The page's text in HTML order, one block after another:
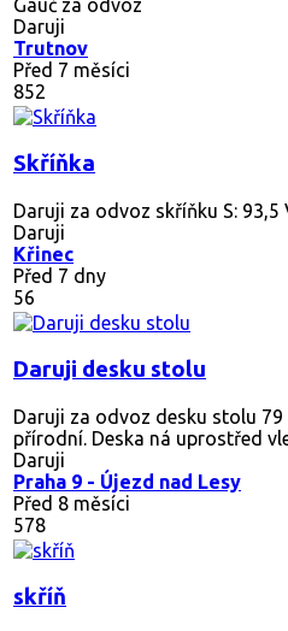
Gauč za odvoz
Daruji
Trutnov
Před 7 měsíci
852
Skříňka
Daruji za odvoz skříňku S: 93,5
Daruji
Křinec
Před 7 dny
56
Daruji desku stolu
Daruji za odvoz desku stolu
přírodní. Deska ná uprostřed
Daruji
Praha 9 - Újezd nad Lesy
Před 8 měsíci
578
skříň